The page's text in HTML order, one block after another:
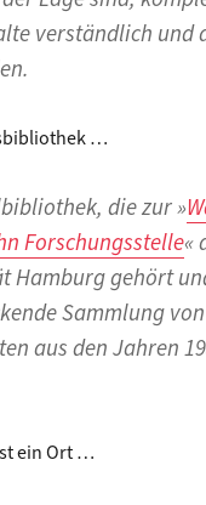
verständlich und
…
die zur »
Forschungsstelle«
Hamburg gehört
Sammlung von
aus den Jahren
ein Ort …